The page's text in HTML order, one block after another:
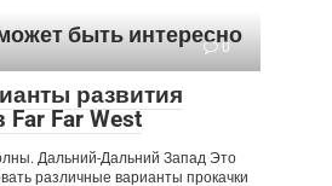
быть интересно
0
развития
Far West
Дальний-Дальний Запад Это
различные варианты прокачки